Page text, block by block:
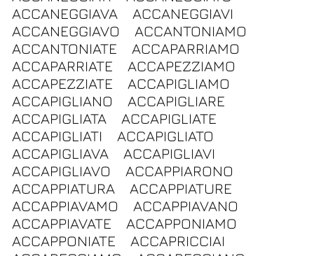
ACCANEGGIAVA
ACCANEGGIAVI
ACCANEGGIAVO
ACCANTONIAMO
ACCANTONIATE
ACCAPARRIAMO
ACCAPARRIATE
ACCAPEZZIAMO
ACCAPEZZIATE
ACCAPIGLIAMO
ACCAPIGLIANO
ACCAPIGLIARE
ACCAPIGLIATA
ACCAPIGLIATE
ACCAPIGLIATI
ACCAPIGLIATO
ACCAPIGLIAVA
ACCAPIGLIAVI
ACCAPIGLIAVO
ACCAPPIARONO
ACCAPPIATURA
ACCAPPIATURE
ACCAPPIAVAMO
ACCAPPIAVANO
ACCAPPIAVATE
ACCAPPONIAMO
ACCAPPONIATE
ACCAPRICCIAI